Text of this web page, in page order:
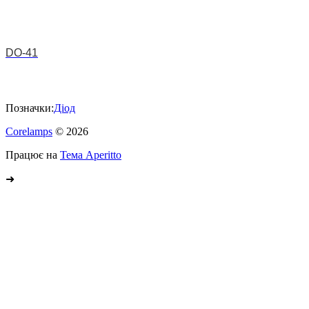
DO-41
Позначки:Діод
Corelamps © 2026
Працює на Тема Aperitto
➜